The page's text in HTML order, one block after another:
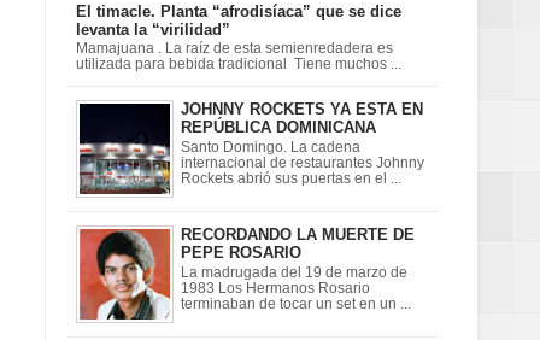
El timacle. Planta “afrodisíaca” que se dice
levanta la “virilidad”
Mamajuana . La raíz de esta semienredadera es
utilizada para bebida tradicional Tiene muchos ...
JOHNNY ROCKETS YA ESTA EN
REPÚBLICA DOMINICANA
Santo Domingo. La cadena
internacional de restaurantes Johnny
Rockets abrió sus puertas en el ...
RECORDANDO LA MUERTE DE
PEPE ROSARIO
La madrugada del 19 de marzo de
1983 Los Hermanos Rosario
terminaban de tocar un set en un ...